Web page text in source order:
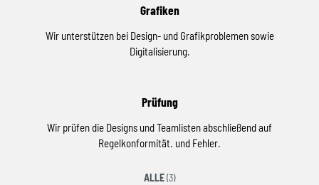
Grafiken
Wir unterstützen bei Design- und Grafikproblemen sowie
Digitalisierung.
Prüfung
Wir prüfen die Designs und Teamlisten abschließend auf
Regelkonformität. und Fehler.
ALLE(3)